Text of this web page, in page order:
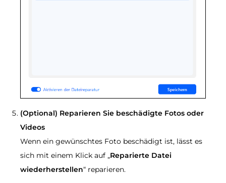
(Optional) Reparieren Sie beschädigte Fotos oder
Videos
Wenn ein gewünschtes Foto beschädigt ist, lässt es
sich mit einem Klick auf „Reparierte Datei
wiederherstellen“ reparieren.